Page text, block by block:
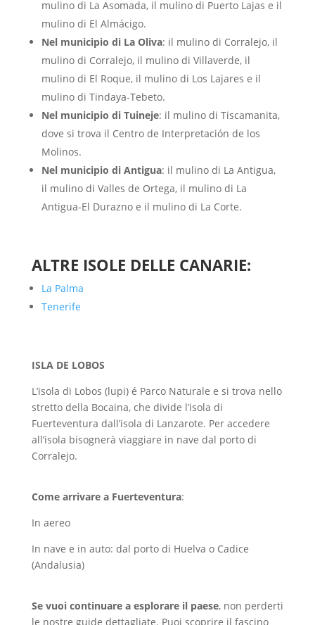
mulino di La Asomada, il mulino di Puerto Lajas e il
mulino di El Almácigo.
Nel municipio di La Oliva: il mulino di Corralejo, il
mulino di Corralejo, il mulino di Villaverde, il
mulino di El Roque, il mulino di Los Lajares e il
mulino di Tindaya-Tebeto.
Nel municipio di Tuineje: il mulino di Tiscamanita,
dove si trova il Centro de Interpretación de los
Molinos.
Nel municipio di Antigua: il mulino di La Antigua,
il mulino di Valles de Ortega, il mulino di La
Antigua-El Durazno e il mulino di La Corte.
ALTRE ISOLE DELLE CANARIE:
La Palma
Tenerife
ISLA DE LOBOS
L’isola di Lobos (lupi) é Parco Naturale e si trova nello
stretto della Bocaina, che divide l’isola di
Fuerteventura dall’isola di Lanzarote. Per accedere
all’isola bisognerà viaggiare in nave dal porto di
Corralejo.
Come arrivare a Fuerteventura:
In aereo
In nave e in auto: dal porto di Huelva o Cadice
(Andalusia)
Se vuoi continuare a esplorare il paese, non perderti
le nostre guide dettagliate. Puoi scoprire il fascino